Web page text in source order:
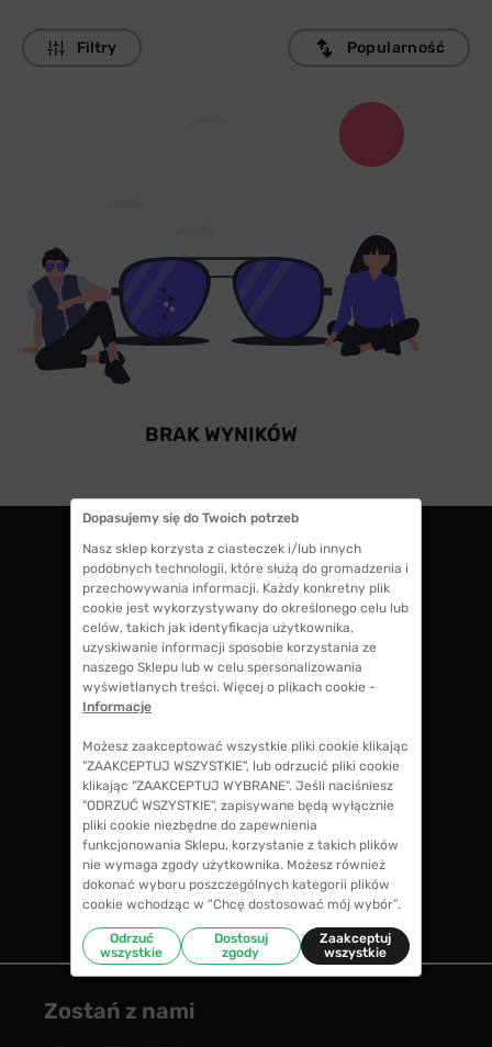
Filtry Popularność
BRAK WYNIKÓW
ZWROTY DO 14 DNI
masz 14 dni na decyzję czy chcesz zostawić
swoje okulary czy zwrócisz
GWARANCJA 100% ZWROTU
kosztów przy zakupie okularów, także koszty
soczewek okularowych!
CENY NIŻSZE NIŻ W SALONIE
w porównaniu ze średnimi cenami okularów w
salonie optycznym zaoszczędzisz nawet do
70%
Zostań z nami
Dopasujemy się do Twoich potrzeb
Nasz sklep korzysta z ciasteczek i/lub innych
podobnych technologii, które służą do gromadzenia i
przechowywania informacji. Każdy konkretny plik
cookie jest wykorzystywany do określonego celu lub
celów, takich jak identyfikacja użytkownika,
uzyskiwanie informacji sposobie korzystania ze
naszego Sklepu lub w celu spersonalizowania
wyświetlanych treści. Więcej o plikach cookie -
Informacje
Możesz zaakceptować wszystkie pliki cookie klikając
"ZAAKCEPTUJ WSZYSTKIE", lub odrzucić pliki cookie
klikając "ZAAKCEPTUJ WYBRANE". Jeśli naciśniesz
"ODRZUĆ WSZYSTKIE", zapisywane będą wyłącznie
pliki cookie niezbędne do zapewnienia
funkcjonowania Sklepu, korzystanie z takich plików
nie wymaga zgody użytkownika. Możesz również
dokonać wyboru poszczególnych kategorii plików
cookie wchodząc w “Chcę dostosować mój wybór”.
Odrzuć
wszystkie
Dostosuj
zgody
Zaakceptuj
wszystkie